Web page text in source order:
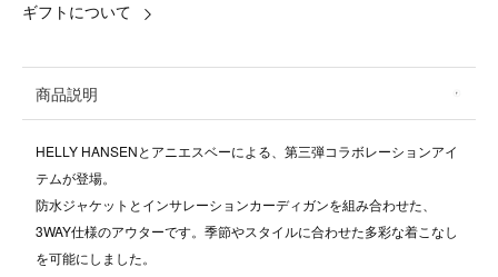
ギフトについて
商品説明
HELLY HANSENとアニエスベーによる、第三弾コラボレーションアイ
テムが登場。
防水ジャケットとインサレーションカーディガンを組み合わせた、
3WAY仕様のアウターです。季節やスタイルに合わせた多彩な着こなし
を可能にしました。